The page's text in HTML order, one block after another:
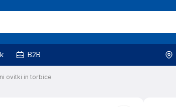
B2B
ovitki in torbice